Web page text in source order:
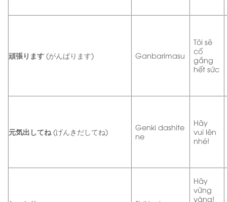
頑張ります (がんばります) Ganbarimasu
Tôi sẽ
cố
gắng
hết sức
元気出してね (げんきだしてね)
Genki dashite
ne
Hãy
vui lên
nhé!
Hãy
vững
vàng!